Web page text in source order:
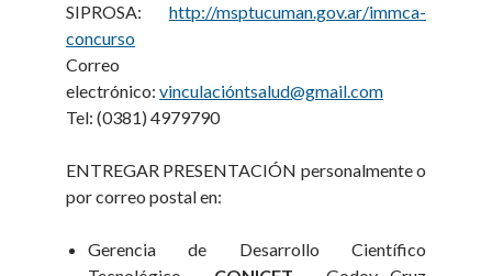
SIPROSA:
http://msptucuman.gov.ar/immca-
concurso
Correo
electrónico:vinculacióntsalud@gmail.com
Tel: (0381) 4979790
ENTREGAR PRESENTACIÓN personalmente o
por correo postal en:
Gerencia de Desarrollo Científico